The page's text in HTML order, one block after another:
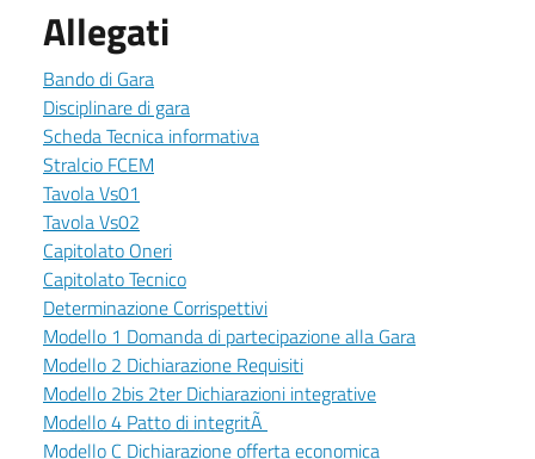
Allegati
Bando di Gara
Disciplinare di gara
Scheda Tecnica informativa
Stralcio FCEM
Tavola Vs01
Tavola Vs02
Capitolato Oneri
Capitolato Tecnico
Determinazione Corrispettivi
Modello 1 Domanda di partecipazione alla Gara
Modello 2 Dichiarazione Requisiti
Modello 2bis 2ter Dichiarazioni integrative
Modello 4 Patto di integritÃ
Modello C Dichiarazione offerta economica